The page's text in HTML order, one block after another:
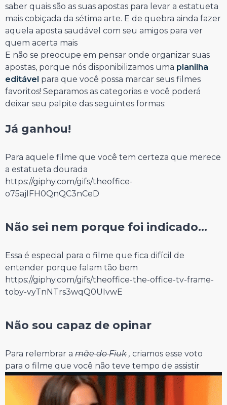
saber quais são as suas apostas para levar a estatueta
mais cobiçada da sétima arte. E de quebra ainda fazer
aquela aposta saudável com seu amigos para ver
quem acerta mais
E não se preocupe em pensar onde organizar suas
apostas, porque nós disponibilizamos uma planilha
editável para que você possa marcar seus filmes
favoritos! Separamos as categorias e você poderá
deixar seu palpite das seguintes formas:
Já ganhou!
Para aquele filme que você tem certeza que merece
a estatueta dourada
https://giphy.com/gifs/theoffice-
o75ajIFH0QnQC3nCeD
Não sei nem porque foi indicado…
Essa é especial para o filme que fica difícil de
entender porque falam tão bem
https://giphy.com/gifs/theoffice-the-office-tv-frame-
toby-vyTnNTrs3wqQ0UIvwE
Não sou capaz de opinar
Para relembrar a mãe do Fiuk , criamos esse voto
para o filme que você não teve tempo de assistir